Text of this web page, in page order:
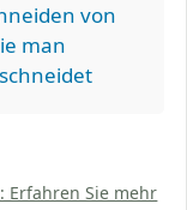
von
man
Erfahren Sie mehr